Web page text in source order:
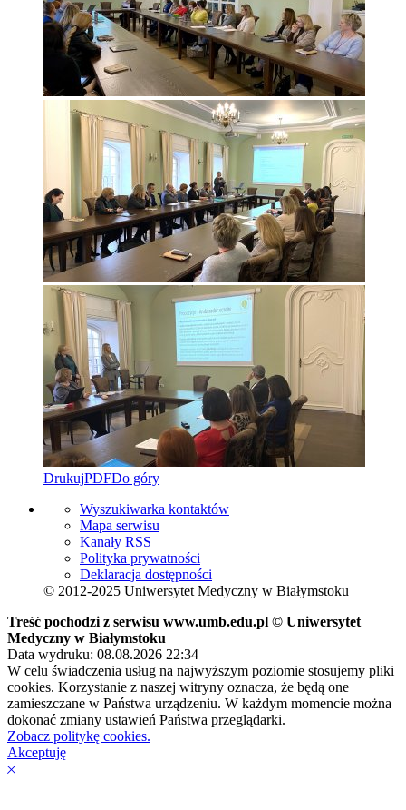
DrukujPDFDo góry
Wyszukiwarka kontaktów
Mapa serwisu
Kanały RSS
Polityka prywatności
Deklaracja dostępności
© 2012-2025 Uniwersytet Medyczny w Białymstoku
Treść pochodzi z serwisu www.umb.edu.pl © Uniwersytet
Medyczny w Białymstoku
Data wydruku: 08.08.2026 22:34
W celu świadczenia usług na najwyższym poziomie stosujemy pliki
cookies. Korzystanie z naszej witryny oznacza, że będą one
zamieszczane w Państwa urządzeniu. W każdym momencie można
dokonać zmiany ustawień Państwa przeglądarki.
Zobacz politykę cookies.
Akceptuję